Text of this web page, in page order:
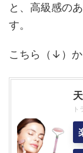
と、高級感の
す。
こちら（↓）か
ト